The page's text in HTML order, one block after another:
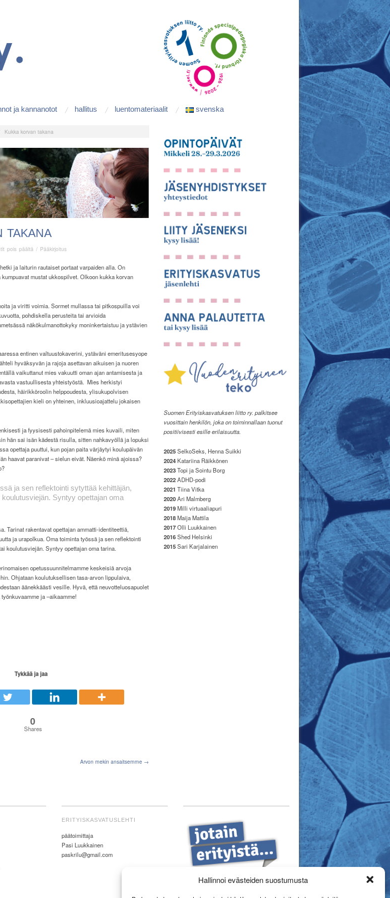
Hallinnoi evästeiden suostumusta
ja kannanotot hallitus luentomateriaalit svenska
Kukka korvan takana
TAKANA
pois päältä artikkelissa
korvan
takana
/ Pääkirjoitus
ja laiturin rautaiset portaat varpaiden alla. On
mustat ukkospilvet. Olkoon kukka korvan
ja viritti voimia. Sormet mullassa tai pitkospuilla voi
pohdiskella perusteita tai arvioida
näkökulmanottokyky moninkertaistuu ja ystävien
entinen valtuustokaverini, ystäväni emeritusesyope
hyväksyvän ja rajoja asettavan aikuisen ja nuoren
vaikuttanut mies vakuutti oman ajan antamisesta ja
vastuullisesta yhteistyöstä. Mies herkistyi
häirikköroolin helppoudesta, ylisukupolvisen
kieli on yhteinen, inkluusioajattelu jokaisen
ja fyysisesti pahoinpitelemä mies kuvaili, miten
hän sai isän kädestä risulla, sitten nahkavyöllä ja lopuksi
opettaja puuttui, kun pojan paita värjäytyi koulupäivän
haavat paranivat – sielun eivät. Näenkö minä ajoissa?
ja sen reflektointi sytyttää kehittäjän,
koulutusviejän. Syntyy opettajan oma
Tarinat rakentavat opettajan ammatti-identiteettiä,
ja urapolkua. Oma toiminta työssä ja sen reflektointi
koulutusviejän. Syntyy opettajan oma tarina.
opetussuunnitelmamme keskeisiä arvoja
Ohjataan koulutuksellisen tasa-arvon lippulaiva,
äänekkäästi vesille. Hyvä, että neuvotteluosapuolet
ja –aikaamme!
Tykkää ja jaa
0
Shares
Arvon mekin ansaitsemme →
Suomen Erityiskasvatuksen liitto ry. palkitsee
vuosittain henkilön, joka on toiminnallaan tuonut
positiivisesti esille erilaisuutta.
2025SelkoSeks, Henna Suikki
2024 Katariina Räikkönen
2023Topi ja Sointu Borg
2022ADHD-podi
2021 Tiina Vitka
2020Ari Malmberg
2019Milli virtuaaliapuri
2018Maija Mattila
2017Olli Luukkainen
2016Shed Helsinki
2015Sari Karjalainen
ERITYISKASVATUSLEHTI
päätoimittaja
Pasi Luukkainen
paskrilu@gmail.com